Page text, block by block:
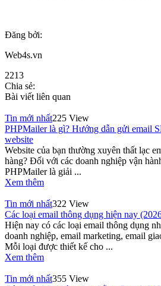
Đăng bởi:
Web4s.vn
2213
Chia sẻ:
Bài viết liên quan
Tin mới nhất225 View
PHPMailer là gì? Hướng dẫn gửi email
website
Website của bạn thường xuyên thất lạc
hàng? Đối với các doanh nghiệp vận
PHPMailer là giải ...
Xem thêm
Tin mới nhất322 View
Các loại email thông dụng hiện nay
Hiện nay có các loại email thông dụng
doanh nghiệp, email marketing, email
Mỗi loại được thiết kế cho ...
Xem thêm
Tin mới nhất355 View